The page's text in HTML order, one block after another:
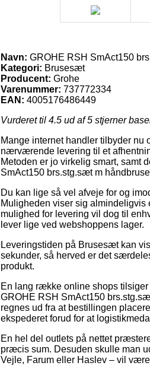
Navn: GROHE RSH SmAct150
Kategori: Brusesæt
Producent: Grohe
Varenummer: 737772334
EAN: 4005176486449
Vurderet til 4.5 ud af 5 stjerner
Mange internet handler tilbyder nu
nærværende levering til et
Metoden er jo virkelig smart, samt
SmAct150 brs.stg.sæt m
Du kan lige så vel afveje for og
Muligheden viser sig almindeligvis
mulighed for levering vil dog til
lever lige ved webshoppens lager.
Leveringstiden på Brusesæt kan
sekunder, så herved er det
produkt.
En lang række online shops
GROHE RSH SmAct150
regnes ud fra at bestillingen
ekspederet forud for at
En hel del outlets på nettet
præcis sum. Desuden skulle man
Vejle, Farum eller Haslev – vil